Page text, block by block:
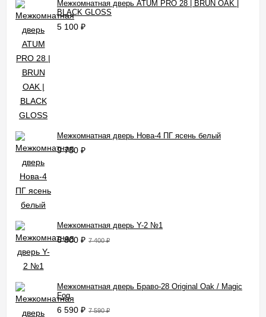
Межкомнатная дверь ATUM PRO 28 | BRUN OAK |
BLACK GLOSS
5 100 ₽
Межкомнатная дверь Нова-4 ПГ ясень белый
9 750 ₽
Межкомнатная дверь Y-2 №1
6 800 ₽ 7 400₽
Межкомнатная дверь Браво-28 Original Oak / Magic
Fog
6 590 ₽ 7 590₽